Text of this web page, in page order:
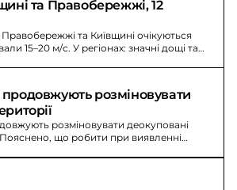
та Правобережжі, 12
та Київщині очікуються
15–20 м/с. У регіонах: значні дощі та
розміновувати
розміновувати деокуповані
Пояснено, що робити при виявленні